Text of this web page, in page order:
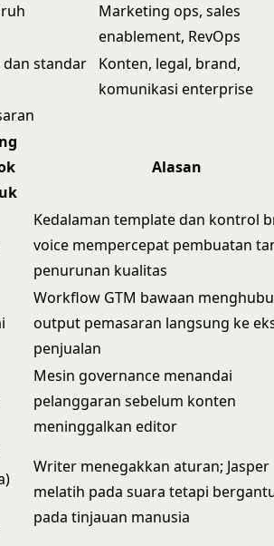
Marketing ops, sales
enablement, RevOps
dan standar
Konten, legal, brand,
komunikasi enterprise
Alasan
Kedalaman template dan kontrol
voice mempercepat pembuatan
penurunan kualitas
Workflow GTM bawaan
output pemasaran langsung ke
penjualan
Mesin governance menandai
pelanggaran sebelum konten
meninggalkan editor
Writer menegakkan aturan; Jasper
melatih pada suara tetapi
pada tinjauan manusia